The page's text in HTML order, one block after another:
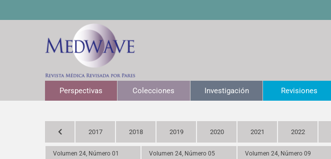
Perspectivas Colecciones Investigación Revisiones
2017 2018 2019 2020 2021 2022
Volumen 24, Número 01 Volumen 24, Número 05 Volumen 24, Número 09